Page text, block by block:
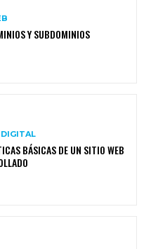
Y SUBDOMINIOS
BÁSICAS DE UN SITIO WEB